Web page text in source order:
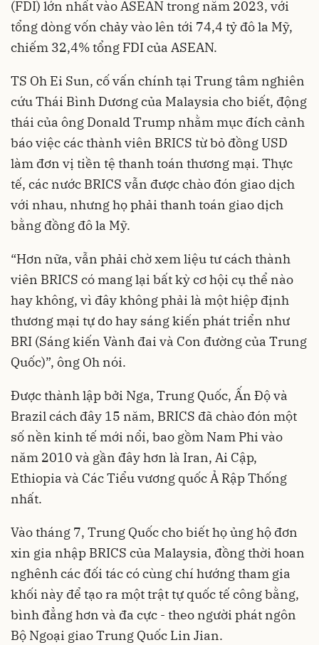
(FDI) lớn nhất vào ASEAN trong năm 2023, với
tổng dòng vốn chảy vào lên tới 74,4 tỷ đô la Mỹ,
chiếm 32,4% tổng FDI của ASEAN.
TS Oh Ei Sun, cố vấn chính tại Trung tâm nghiên
cứu Thái Bình Dương của Malaysia cho biết, động
thái của ông Donald Trump nhằm mục đích cảnh
báo việc các thành viên BRICS từ bỏ đồng USD
làm đơn vị tiền tệ thanh toán thương mại. Thực
tế, các nước BRICS vẫn được chào đón giao dịch
với nhau, nhưng họ phải thanh toán giao dịch
bằng đồng đô la Mỹ.
“Hơn nữa, vẫn phải chờ xem liệu tư cách thành
viên BRICS có mang lại bất kỳ cơ hội cụ thể nào
hay không, vì đây không phải là một hiệp định
thương mại tự do hay sáng kiến ​​phát triển như
BRI (Sáng kiến ​​Vành đai và Con đường của Trung
Quốc)”, ông Oh nói.
Được thành lập bởi Nga, Trung Quốc, Ấn Độ và
Brazil cách đây 15 năm, BRICS đã chào đón một
số nền kinh tế mới nổi, bao gồm Nam Phi vào
năm 2010 và gần đây hơn là Iran, Ai Cập,
Ethiopia và Các Tiểu vương quốc Ả Rập Thống
nhất.
Vào tháng 7, Trung Quốc cho biết họ ủng hộ đơn
xin gia nhập BRICS của Malaysia, đồng thời hoan
nghênh các đối tác có cùng chí hướng tham gia
khối này để tạo ra một trật tự quốc tế công bằng,
bình đẳng hơn và đa cực - theo người phát ngôn
Bộ Ngoại giao Trung Quốc Lin Jian.